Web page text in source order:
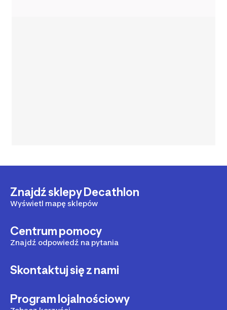
Znajdź sklepy Decathlon
Wyświetl mapę sklepów
Centrum pomocy
Znajdź odpowiedź na pytania
Skontaktuj się z nami
Program lojalnościowy